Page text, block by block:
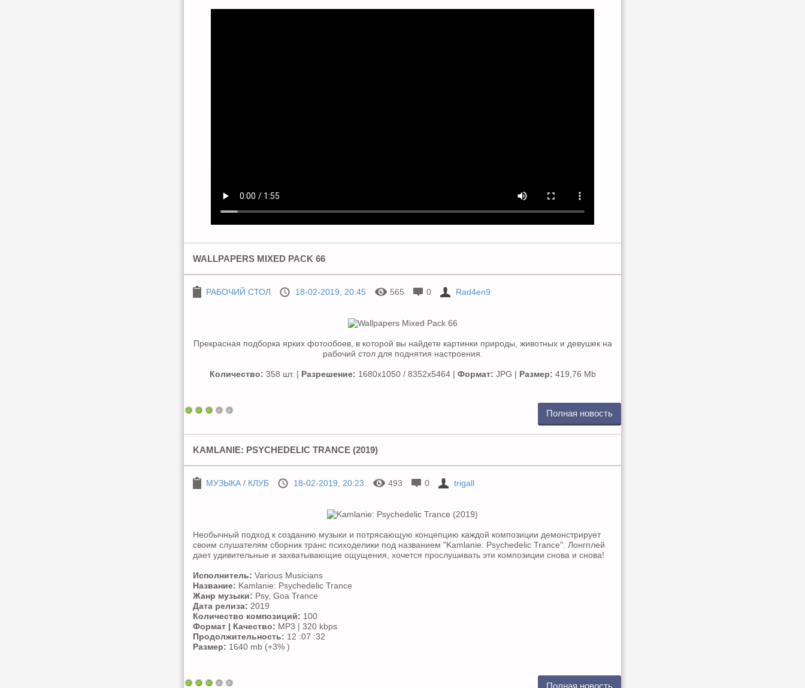
WALLPAPERS MIXED PACK 66
РАБОЧИЙ СТОЛ 18-02-2019, 20:45 565 0 Rad4en9
Прекрасная подборка ярких фотообоев, в которой вы найдете картинки природы, животных и девушек на
рабочий стол для поднятия настроения.
Количество: 358 шт. | Разрешение: 1680x1050 / 8352x5464 | Формат: JPG | Размер: 419,76 Mb
Полная новость
KAMLANIE: PSYCHEDELIC TRANCE (2019)
МУЗЫКА / КЛУБ 18-02-2019, 20:23 493 0 trigall
Необычный подход к созданию музыки и потрясающую концепцию каждой композиции демонстрирует
своим слушателям сборник транс психоделики под названием "Kamlanie: Psychedelic Trance". Лонгплей
дает удивительные и захватывающие ощущения, хочется прослушивать эти композиции снова и снова!
Исполнитель: Various Musicians
Название: Kamlanie: Psychedelic Trance
Жанр музыки: Psy, Goa Trance
Дата релиза: 2019
Количество композиций: 100
Формат | Качество: MP3 | 320 kbps
Продолжительность: 12 :07 :32
Размер: 1640 mb (+3% )
Полная новость